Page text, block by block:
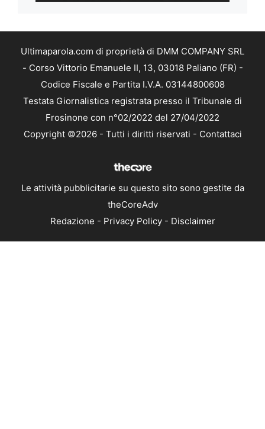
Ultimaparola.com di proprietà di DMM COMPANY SRL
- Corso Vittorio Emanuele II, 13, 03018 Paliano (FR) -
Codice Fiscale e Partita I.V.A. 03144800608
Testata Giornalistica registrata presso il Tribunale di
Frosinone con n°02/2022 del 27/04/2022
Copyright ©2026 - Tutti i diritti riservati - Contattaci
Le attività pubblicitarie su questo sito sono gestite da
theCoreAdv
Redazione - Privacy Policy- Disclaimer